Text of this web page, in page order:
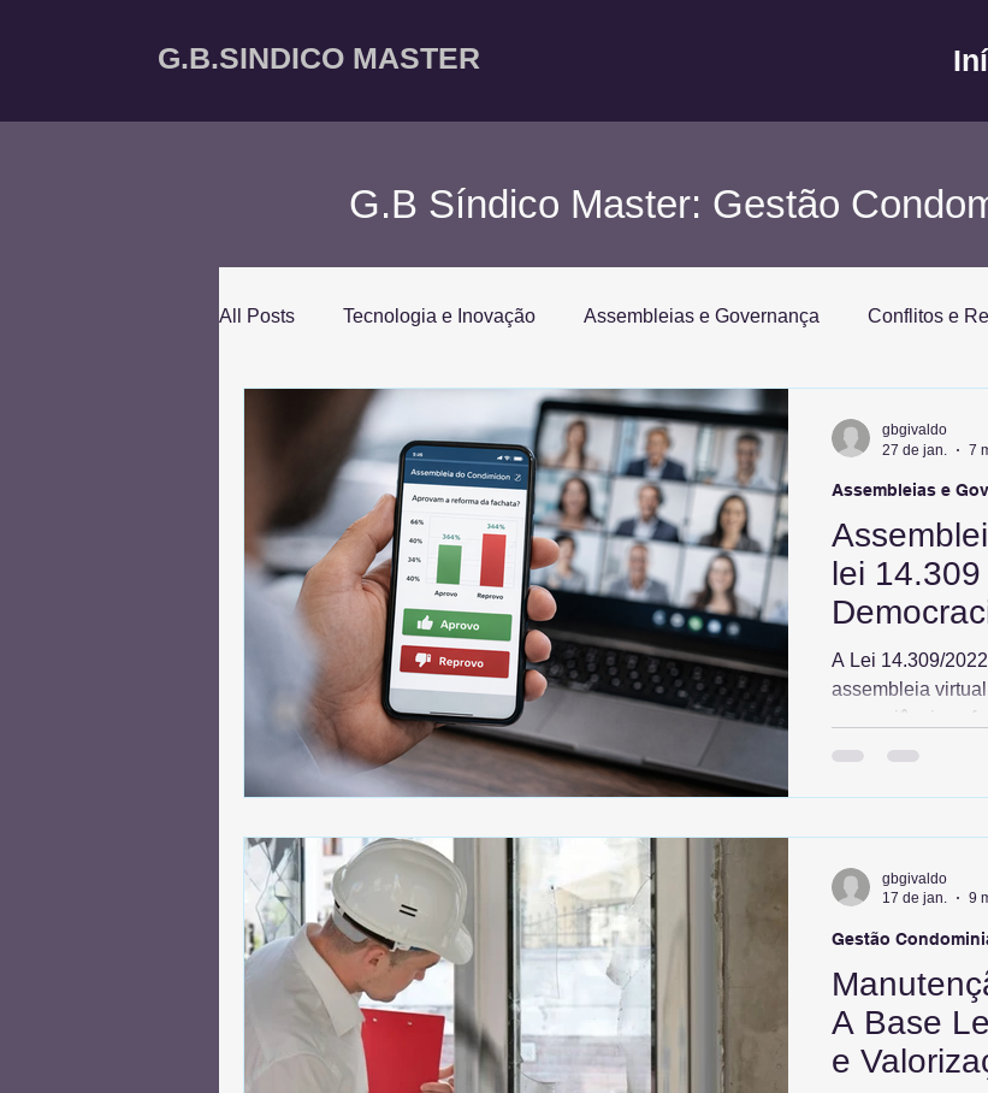
G.B.SINDICO MASTER
G.B Síndico Master: Gestão
All Posts Tecnologia e Inovação Assembleias e Governança Conflitos e
Segurança Condominial Sustentabilidade Comunicação e Relacionamento
Síndico Profissional Gestão Condominial
lei
Jurídica
A Lei 14.309/
assembleia
conveniência, o
investidores,
de plataformas
tecnologia blinda
valorizando seu
Assembleias e
gbgivaldo
27 de jan.
7
A Base
e
Gestão
gbgivaldo
17 de jan.
9